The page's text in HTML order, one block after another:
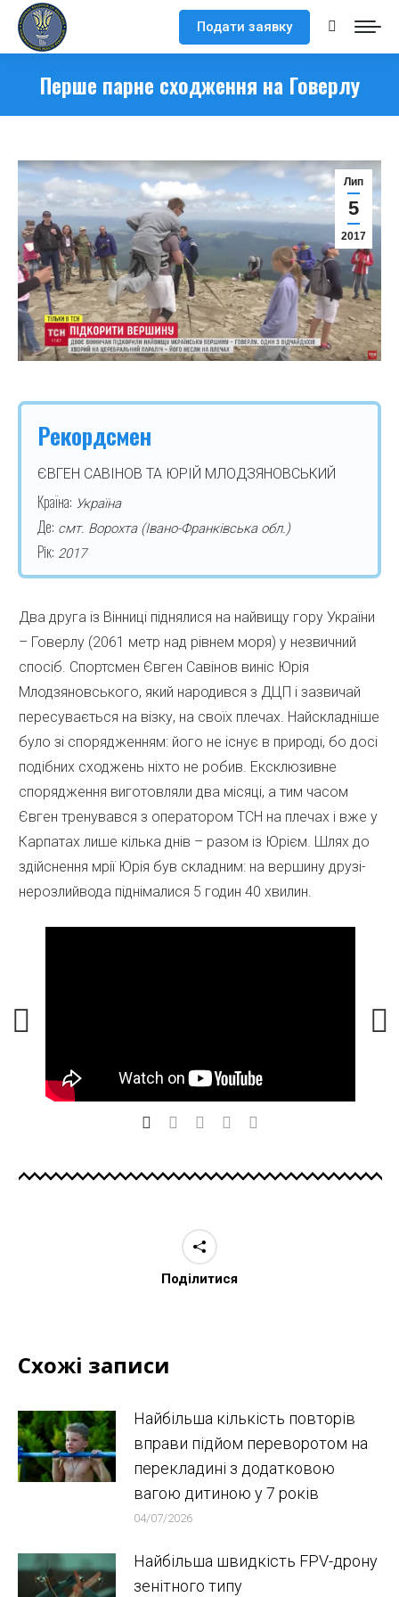
Подати заявку Search:
Перше парне сходження на Говерлу
Лип
5
2017
Рекордсмен
ЄВГЕН САВІНОВ ТА ЮРІЙ МЛОДЗЯНОВСЬКИЙ
Країна: Україна
Де: смт. Ворохта (Івано-Франківська обл.)
Рік: 2017
Два друга із Вінниці піднялися на найвищу гору України
– Говерлу (2061 метр над рівнем моря) у незвичний
спосіб. Спортсмен Євген Савінов виніс Юрія
Млодзяновського, який народився з ДЦП і зазвичай
пересувається на візку, на своїх плечах. Найскладніше
було зі спорядженням: його не існує в природі, бо досі
подібних сходжень ніхто не робив. Ексклюзивне
спорядження виготовляли два місяці, а тим часом
Євген тренувався з оператором ТСН на плечах і вже у
Карпатах лише кілька днів – разом із Юрієм. Шлях до
здійснення мрії Юрія був складним: на вершину друзі-
нерозлийвода піднімалися 5 годин 40 хвилин.
Поділитися
Схожі записи
Найбільша кількість повторів
вправи підйом переворотом на
перекладині з додатковою
вагою дитиною у 7 років
04/07/2026
Найбільша швидкість FPV-дрону
зенітного типу